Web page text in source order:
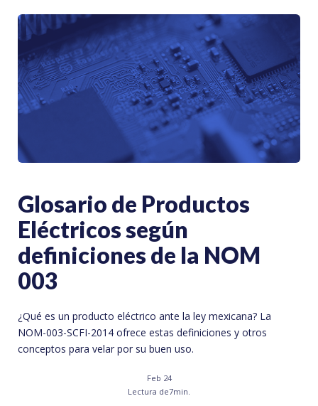
Glosario de Productos
Eléctricos según
definiciones de la NOM
003
¿Qué es un producto eléctrico ante la ley mexicana? La
NOM-003-SCFI-2014 ofrece estas definiciones y otros
conceptos para velar por su buen uso.
Feb 24
Lectura de7min.